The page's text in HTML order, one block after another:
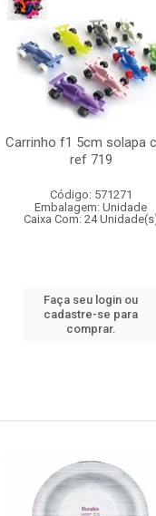
Carrinho f1 5cm solapa
ref 719
Código: 571271
Embalagem: Unidade
Caixa Com: 24
Faça seu login ou
cadastre-se para
comprar.